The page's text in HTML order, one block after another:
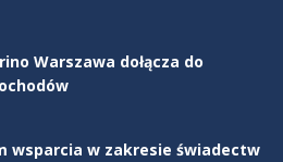
Warszawa dołącza do
wsparcia w zakresie świadectw